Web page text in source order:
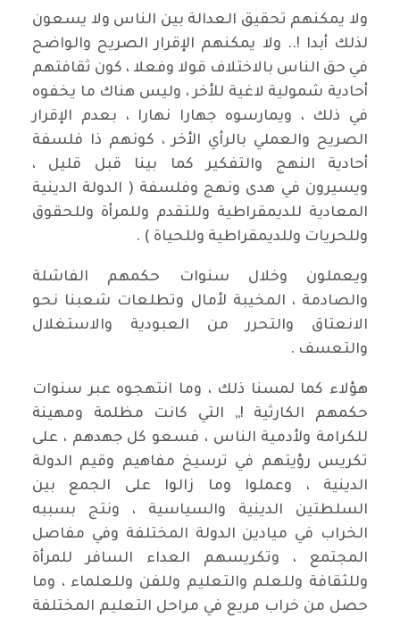
ولا يمكنهم تحقيق العدالة بين الناس ولا يسعون
لذلك أبدا !.. ولا يمكنهم الإقرار الصريح والواضح
في حق الناس بالاختلاف قولا وفعلا ، كون ثقافتهم
أحادية شمولية لاغية للأخر ، وليس هناك ما يخفوه
في ذلك ، ويمارسوه جهارا نهارا ، بعدم الإقرار
الصريح والعملي بالرأي الأخر ، كونهم ذا فلسفة
أحادية النهج والتفكير كما بينا قبل قليل ،
ويسيرون في هدى ونهج وفلسفة ( الدولة الدينية
المعادية للديمقراطية وللتقدم وللمرأة وللحقوق
وللحريات وللديمقراطية وللحياة ) .
ويعملون وخلال سنوات حكمهم الفاشلة
والصادمة ، المخيبة لأمال وتطلعات شعبنا نحو
الانعتاق والتحرر من العبودية والاستغلال
والتعسف .
هؤلاء كما لمسنا ذلك ، وما انتهجوه عبر سنوات
حكمهم الكارثية !,, التي كانت مظلمة ومهينة
للكرامة ولأدمية الناس ، فسعو كل جهدهم ، على
تكريس رؤيتهم في ترسيخ مفاهيم وقيم الدولة
الدينية ، وعملوا وما زالوا على الجمع بين
السلطتين الدينية والسياسية ، ونتج بسببه
الخراب في ميادين الدولة المختلفة وفي مفاصل
المجتمع ، وتكريسهم العداء السافر للمرأة
وللثقافة وللعلم والتعليم وللفن وللعلماء ، وما
حصل من خراب مريع في مراحل التعليم المختلفة